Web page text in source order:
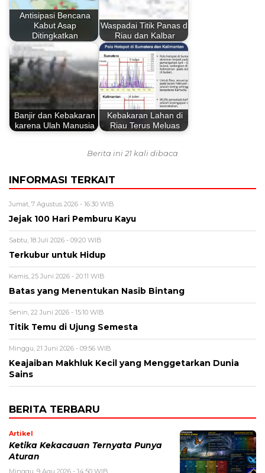
Antisipasi Bencana
Kabut Asap
Ditingkatkan
Waspadai Titik Panas di
Riau dan Kalbar
Banjir dan Kebakaran
karena Ulah Manusia
Kebakaran Lahan di
Riau Terus Meluas
Berita ini 21 kali dibaca
INFORMASI TERKAIT
Jumat, 7 Agustus 2026 - 16:30 WIB
Jejak 100 Hari Pemburu Kayu
Sabtu, 18 Juli 2026 - 09:20 WIB
Terkubur untuk Hidup
Kamis, 25 Juni 2026 - 20:11 WIB
Batas yang Menentukan Nasib Bintang
Senin, 22 Juni 2026 - 15:10 WIB
Titik Temu di Ujung Semesta
Minggu, 21 Juni 2026 - 09:56 WIB
Keajaiban Makhluk Kecil yang Menggetarkan Dunia
Sains
BERITA TERBARU
Artikel
Ketika Kekacauan Ternyata Punya
Aturan
Minggu, 9 Agu 2026 - 14:50 WIB